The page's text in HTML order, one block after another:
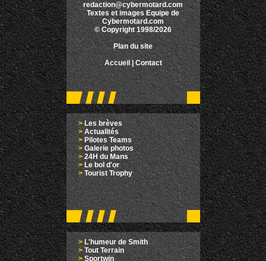
redaction@cybermotard.com
Textes et images Equipe de
Cybermotard.com
© Copyright 1998/2026
Plan du site
Accueil |Contact
>Les brèves
> Actualités
> Pilotes Teams
>Galerie photos
>24H du Mans
>Le bol d'or
> Tourist Trophy
>L'humeur de Smith
> Tout Terrain
> Sportwin